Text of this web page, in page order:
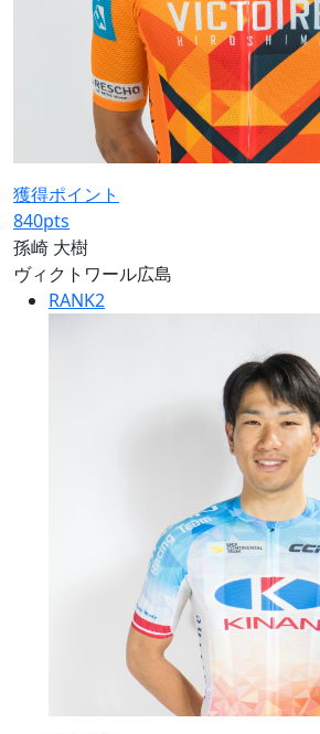
獲得ポイント
840pts
孫崎 大樹
ヴィクトワール広島
RANK2